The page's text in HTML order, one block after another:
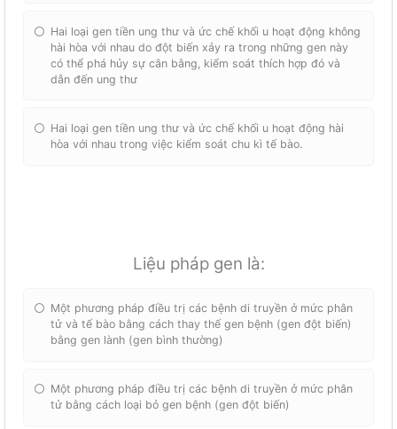
Hai loại gen tiền ung thư và ức chế khối u hoạt động không
hài hòa với nhau do đột biến xảy ra trong những gen này
có thể phá hủy sự cân bằng, kiểm soát thích hợp đó và
dẫn đến ung thư
Hai loại gen tiền ung thư và ức chế khối u hoạt động hài
hòa với nhau trong việc kiểm soát chu kì tế bào.
Liệu pháp gen là:
Một phương pháp điều trị các bệnh di truyền ở mức phân
tử và tế bào bằng cách thay thế gen bệnh (gen đột biến)
bằng gen lành (gen bình thường)
Một phương pháp điều trị các bệnh di truyền ở mức phân
tử bằng cách loại bỏ gen bệnh (gen đột biến)